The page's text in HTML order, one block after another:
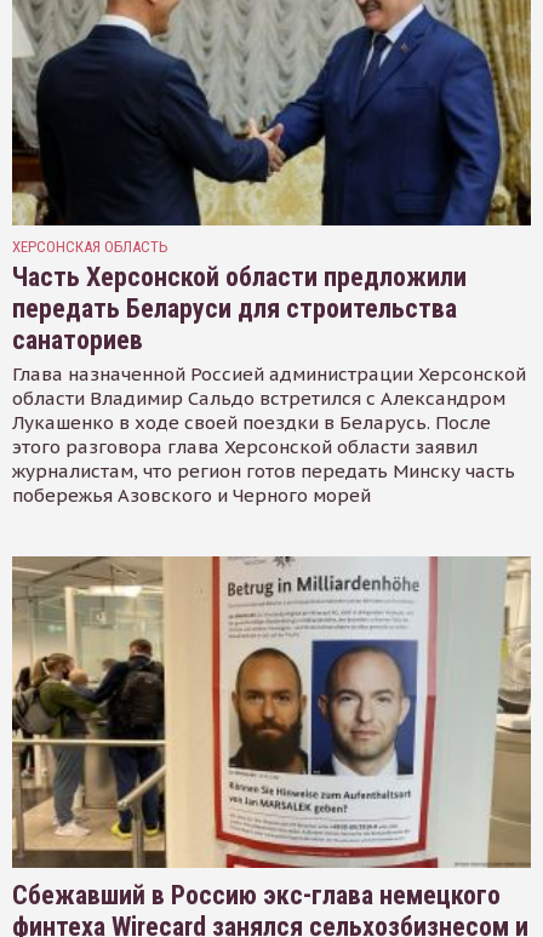
ХЕРСОНСКАЯ ОБЛАСТЬ
Часть Херсонской области предложили
передать Беларуси для строительства
санаториев
Глава назначенной Россией администрации Херсонской
области Владимир Сальдо встретился с Александром
Лукашенко в ходе своей поездки в Беларусь. После
этого разговора глава Херсонской области заявил
журналистам, что регион готов передать Минску часть
побережья Азовского и Черного морей
Сбежавший в Россию экс-глава немецкого
финтеха Wirecard занялся сельхозбизнесом и